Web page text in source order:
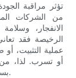
تؤثر مراقبة
من الشركات
الانفجار،
الرخيصة فقد
عملية التثبيت،
أو تسرب. لذا،
بسيط في مرشح ذي معايير اختبار موثوقة ودعم ضمان.